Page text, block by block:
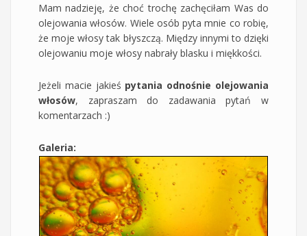
Mam nadzieję, że choć trochę zachęciłam Was do
olejowania włosów. Wiele osób pyta mnie co robię,
że moje włosy tak błyszczą. Między innymi to dzięki
olejowaniu moje włosy nabrały blasku i miękkości.
Jeżeli macie jakieś pytania odnośnie olejowania
włosów, zapraszam do zadawania pytań w
komentarzach :)
Galeria: